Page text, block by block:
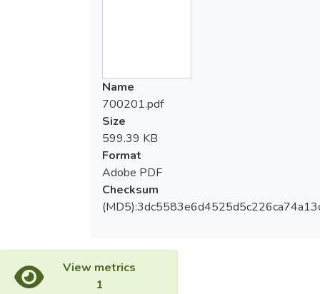
Name
700201.pdf
Size
599.39 KB
Format
Adobe PDF
Checksum
View metrics
1